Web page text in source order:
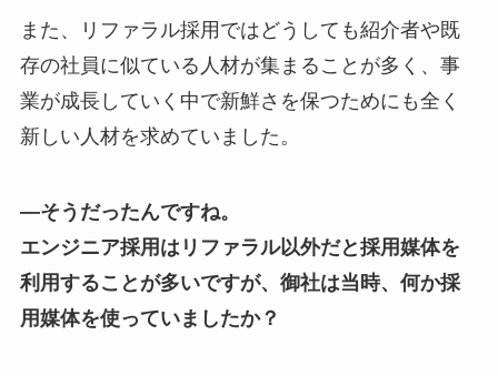
また、リファラル採用ではどうしても紹介者や既
存の社員に似ている人材が集まることが多く、事
業が成長していく中で新鮮さを保つためにも全く
新しい人材を求めていました。
―そうだったんですね。
エンジニア採用はリファラル以外だと採用媒体を
利用することが多いですが、御社は当時、何か採
用媒体を使っていましたか？